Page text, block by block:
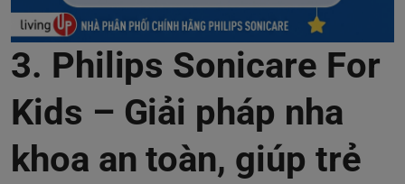
3. Philips Sonicare For
Kids – Giải pháp nha
khoa an toàn, giúp trẻ